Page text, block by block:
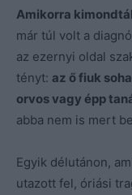
Amikorra
már túl volt a
az ezernyi oldal
tényt: az ő fiuk
orvos vagy épp
abba nem is mert
Egyik délutánon,
utazott fel, óriási